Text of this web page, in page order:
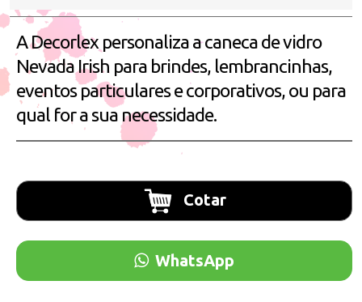
A Decorlex personaliza a caneca de vidro
Nevada Irish para brindes, lembrancinhas,
eventos particulares e corporativos, ou para
qual for a sua necessidade.
Cotar
WhatsApp